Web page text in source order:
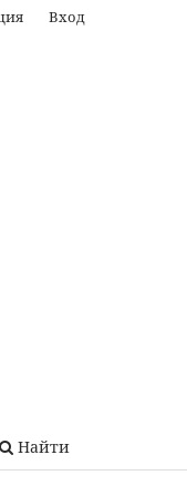
Найти
Вход